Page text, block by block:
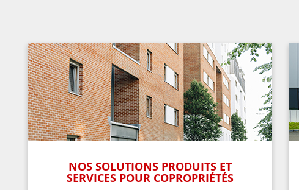
NOS SOLUTIONS PRODUITS ET
SERVICES POUR COPROPRIÉTÉS